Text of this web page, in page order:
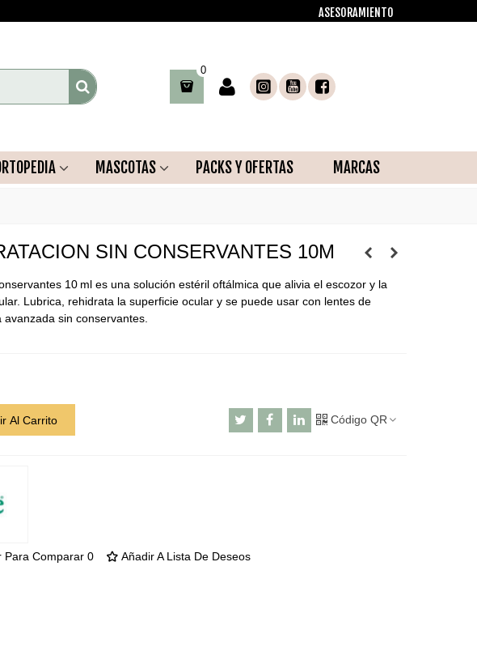
ASESORAMIENTO
0
MASCOTAS PACKS Y OFERTAS MARCAS
SIN CONSERVANTES 10M
10 ml es una solución estéril oftálmica que alivia el escozor y la
Lubrica, rehidrata la superficie ocular y se puede usar con lentes de
sin conservantes.
Al Carrito Código QR
Para Comparar 0 Añadir A Lista De Deseos